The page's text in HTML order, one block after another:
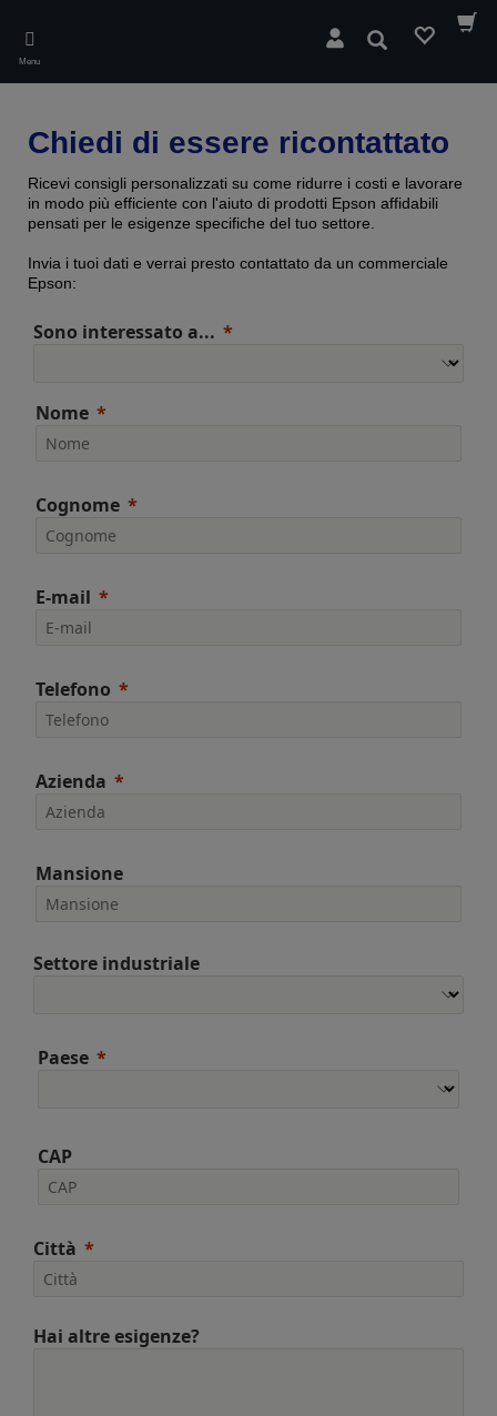
main
content
Menu
Cerca
Chiedi di essere ricontattato
Ricevi consigli personalizzati su come ridurre i costi e lavorare
in modo più efficiente con l'aiuto di prodotti Epson affidabili
pensati per le esigenze specifiche del tuo settore.
Invia i tuoi dati e verrai presto contattato da un commerciale
Epson:
Sono interessato a...
Nome
Cognome
E-mail
Telefono
Azienda
Mansione
Settore industriale
Paese
CAP
Città
Hai altre esigenze?